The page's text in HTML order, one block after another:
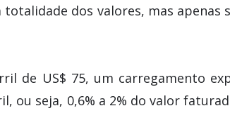
dos valores, mas apenas
de US$ 75, um carregamento
ou seja, 0,6% a 2% do valor